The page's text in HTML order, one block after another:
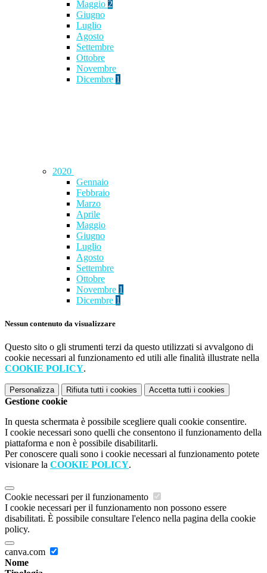
Maggio 2
Giugno
Luglio
Agosto
Settembre
Ottobre
Novembre
Dicembre 1
2020
Gennaio
Febbraio
Marzo
Aprile
Maggio
Giugno
Luglio
Agosto
Settembre
Ottobre
Novembre 1
Dicembre 1
Nessun contenuto da visualizzare
Questo sito o gli strumenti terzi da questo utilizzati si avvalgono di
cookie necessari al funzionamento ed utili alle finalità illustrate nella
COOKIE POLICY.
Personalizza Rifiuta tutti i cookies Accetta tutti i cookies
Gestione cookie
In questa schermata è possibile scegliere quali cookie consentire.
I cookie necessari sono quelli che consentono il funzionamento della
piattaforma e non è possibile disabilitarli.
Per conoscere quali sono i cookie necessari al funzionamento potete
visionare la COOKIE POLICY.
Cookie necessari per il funzionamento
I cookie necessari per il funzionamento non possono essere
disabilitati. È possibile consultare l'elenco nella pagina della cookie
policy.
canva.com
Nome